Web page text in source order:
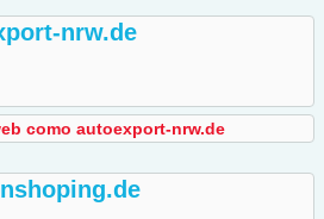
nrw.de
como autoexport-nrw.de